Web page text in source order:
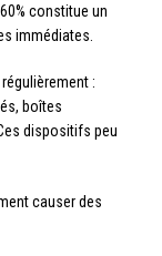
constitue un
immédiates.
:
boîtes
dispositifs peu
causer des